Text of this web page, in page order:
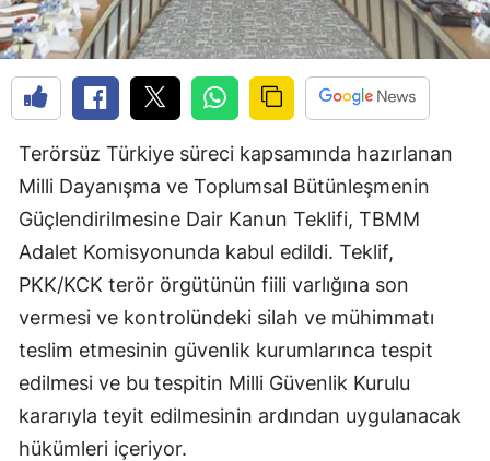
Terörsüz Türkiye süreci kapsamında hazırlanan
Milli Dayanışma ve Toplumsal Bütünleşmenin
Güçlendirilmesine Dair Kanun Teklifi, TBMM
Adalet Komisyonunda kabul edildi. Teklif,
PKK/KCK terör örgütünün fiili varlığına son
vermesi ve kontrolündeki silah ve mühimmatı
teslim etmesinin güvenlik kurumlarınca tespit
edilmesi ve bu tespitin Milli Güvenlik Kurulu
kararıyla teyit edilmesinin ardından uygulanacak
hükümleri içeriyor.